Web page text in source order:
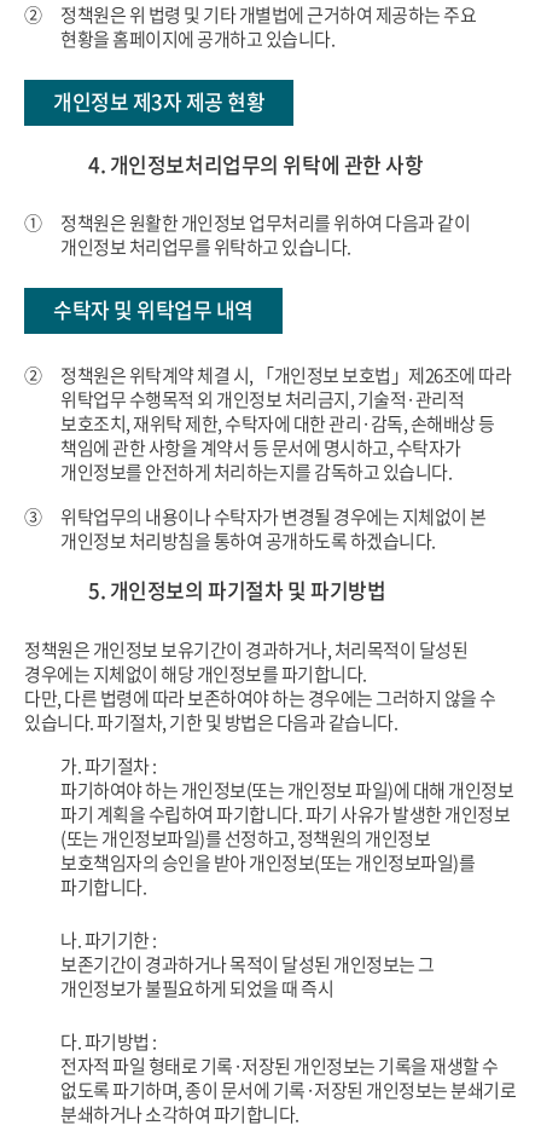
②
정책원은 위 법령 및 기타 개별법에 근거하여 제공하는 주요
현황을 홈페이지에 공개하고 있습니다.
개인정보 제3자 제공 현황
4. 개인정보처리업무의 위탁에 관한 사항
①
정책원은 원활한 개인정보 업무처리를 위하여 다음과 같이
개인정보 처리업무를 위탁하고 있습니다.
수탁자 및 위탁업무 내역
②
정책원은 위탁계약 체결 시, 「개인정보 보호법」제26조에 따라
위탁업무 수행목적 외 개인정보 처리금지, 기술적·관리적
보호조치, 재위탁 제한, 수탁자에 대한 관리·감독, 손해배상 등
책임에 관한 사항을 계약서 등 문서에 명시하고, 수탁자가
개인정보를 안전하게 처리하는지를 감독하고 있습니다.
③
위탁업무의 내용이나 수탁자가 변경될 경우에는 지체없이 본
개인정보 처리방침을 통하여 공개하도록 하겠습니다.
5. 개인정보의 파기절차 및 파기방법
정책원은 개인정보 보유기간이 경과하거나, 처리목적이 달성된
경우에는 지체없이 해당 개인정보를 파기합니다.
다만, 다른 법령에 따라 보존하여야 하는 경우에는 그러하지 않을 수
있습니다. 파기절차, 기한 및 방법은 다음과 같습니다.
가. 파기절차 :
파기하여야 하는 개인정보(또는 개인정보 파일)에 대해 개인정보
파기 계획을 수립하여 파기합니다.파기 사유가 발생한 개인정보
(또는 개인정보파일)를 선정하고, 정책원의 개인정보
보호책임자의승인을 받아 개인정보(또는 개인정보파일)를
파기합니다.
나. 파기기한 :
보존기간이 경과하거나 목적이 달성된 개인정보는 그
개인정보가 불필요하게 되었을 때 즉시
다. 파기방법 :
전자적 파일 형태로 기록·저장된 개인정보는 기록을 재생할 수
없도록 파기하며, 종이 문서에 기록·저장된 개인정보는 분쇄기로
분쇄하거나 소각하여 파기합니다.